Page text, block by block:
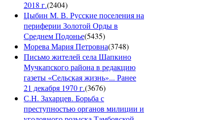
2018 г.(2404)
Цыбин М. В. Русские поселения на
периферии Золотой Орды в
Среднем Подонье(5435)
Морева Мария Петровна(3748)
Письмо жителей села Шапкино
Мучкапского района в редакцию
газеты «Сельская жизнь»... Ранее
21 декабря 1970 г.(3676)
С.Н. Захарцев. Борьба с
преступностью органов милиции и